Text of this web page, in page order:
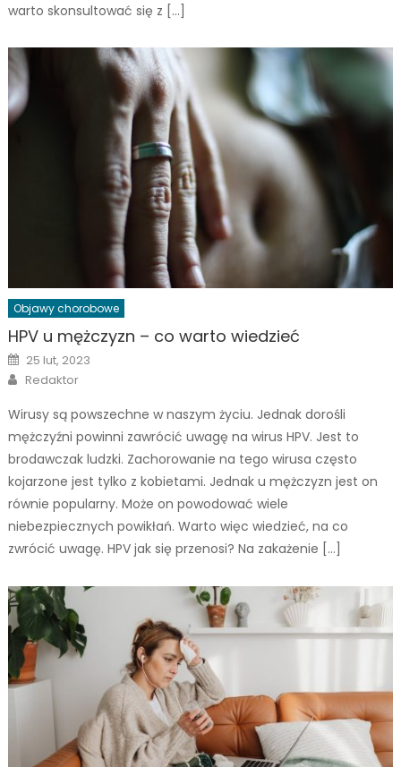
warto skonsultować się z […]
Objawy chorobowe
HPV u mężczyzn – co warto wiedzieć
Posted
on
25 lut, 2023
Author
Redaktor
Wirusy są powszechne w naszym życiu. Jednak dorośli
mężczyźni powinni zawrócić uwagę na wirus HPV. Jest to
brodawczak ludzki. Zachorowanie na tego wirusa często
kojarzone jest tylko z kobietami. Jednak u mężczyzn jest on
równie popularny. Może on powodować wiele
niebezpiecznych powikłań. Warto więc wiedzieć, na co
zwrócić uwagę. HPV jak się przenosi? Na zakażenie […]